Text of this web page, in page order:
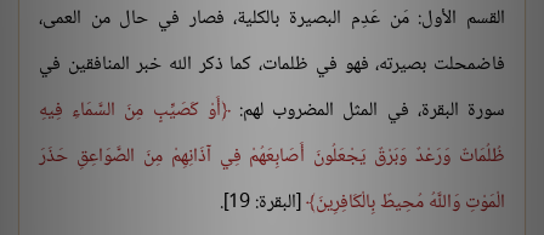
القسم الأول: مَن عَدِم البصيرة بالكلية، فصار في حال من العمى،
فاضمحلت بصيرته، فهو في ظلمات، كما ذكر الله خبر المنافقين في
سورة البقرة، في المثل المضروب لهم: أَوْ كَصَيِّبٍ مِنَ السَّمَاءِ فِيهِ
ظُلُمَاتٌ وَرَعْدٌ وَبَرْقٌ يَجْعَلُونَ أَصَابِعَهُمْ فِي آذَانِهِمْ مِنَ الصَّوَاعِقِ حَذَرَ
الْمَوْتِ وَاللَّهُ مُحِيطٌ بِالْكَافِرِينَ [البقرة: 19].